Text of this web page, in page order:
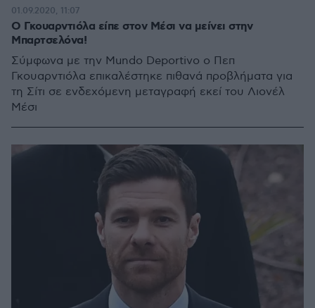
Ο Γκουαρντιόλα είπε στον Μέσι να μείνει στην
Μπαρτσελόνα!
Σύμφωνα με την Mundo Deportivo ο Πεπ
Γκουαρντιόλα επικαλέστηκε πιθανά προβλήματα για
τη Σίτι σε ενδεχόμενη μεταγραφή εκεί του Λιονέλ
Μέσι
01.09.2020, 11:07